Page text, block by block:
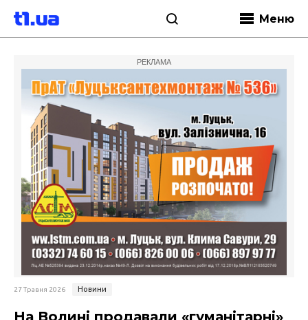
Меню
РЕКЛАМА
27 Травня 2026 Новини
На Волині продавали «гуманітарні»